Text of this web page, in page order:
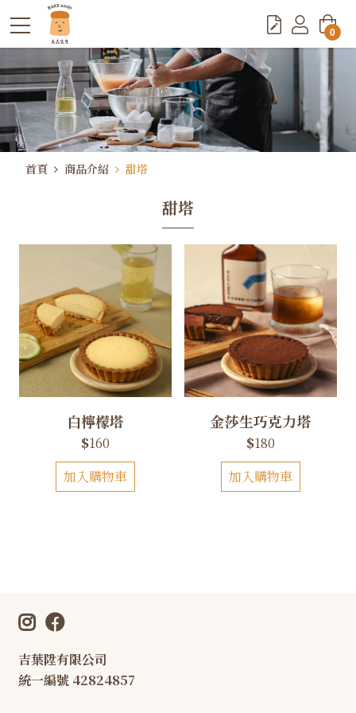
首頁 商品介紹 甜塔
甜塔
白檸檬塔
$160
加入購物車
金莎生巧克力塔
$180
加入購物車
吉葉陞有限公司
統一編號 42824857
0